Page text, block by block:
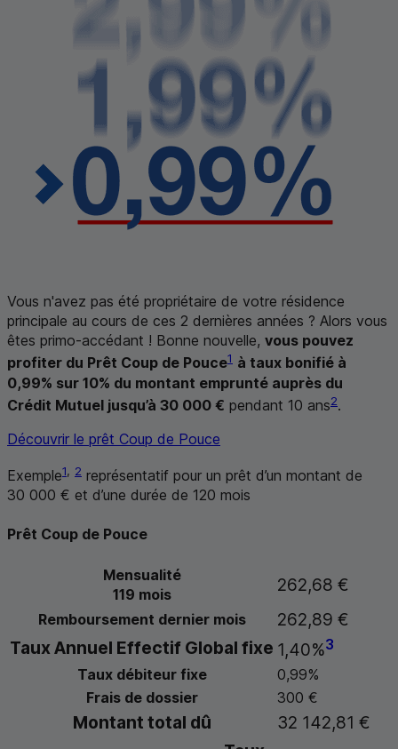
Vous n'avez pas été propriétaire de votre résidence
principale au cours de ces 2 dernières années ? Alors vous
êtes primo-accédant ! Bonne nouvelle, vous pouvez
profiter du Prêt Coup de Pouce1 à taux bonifié à
0,99% sur 10% du montant emprunté auprès du
Crédit Mutuel jusqu’à 30 000 € pendant 10 ans2.
Découvrir le prêt Coup de Pouce
Exemple1, 2 représentatif pour un prêt d’un montant de
30 000 € et d’une durée de 120 mois
Prêt Coup de Pouce
Mensualité
119 mois
262,68 €
Remboursement dernier mois
262,89 €
Taux Annuel Effectif Global fixe 1,40%3
Taux débiteur fixe
0,99%
Frais de dossier
300 €
Montant total dû
32 142,81 €